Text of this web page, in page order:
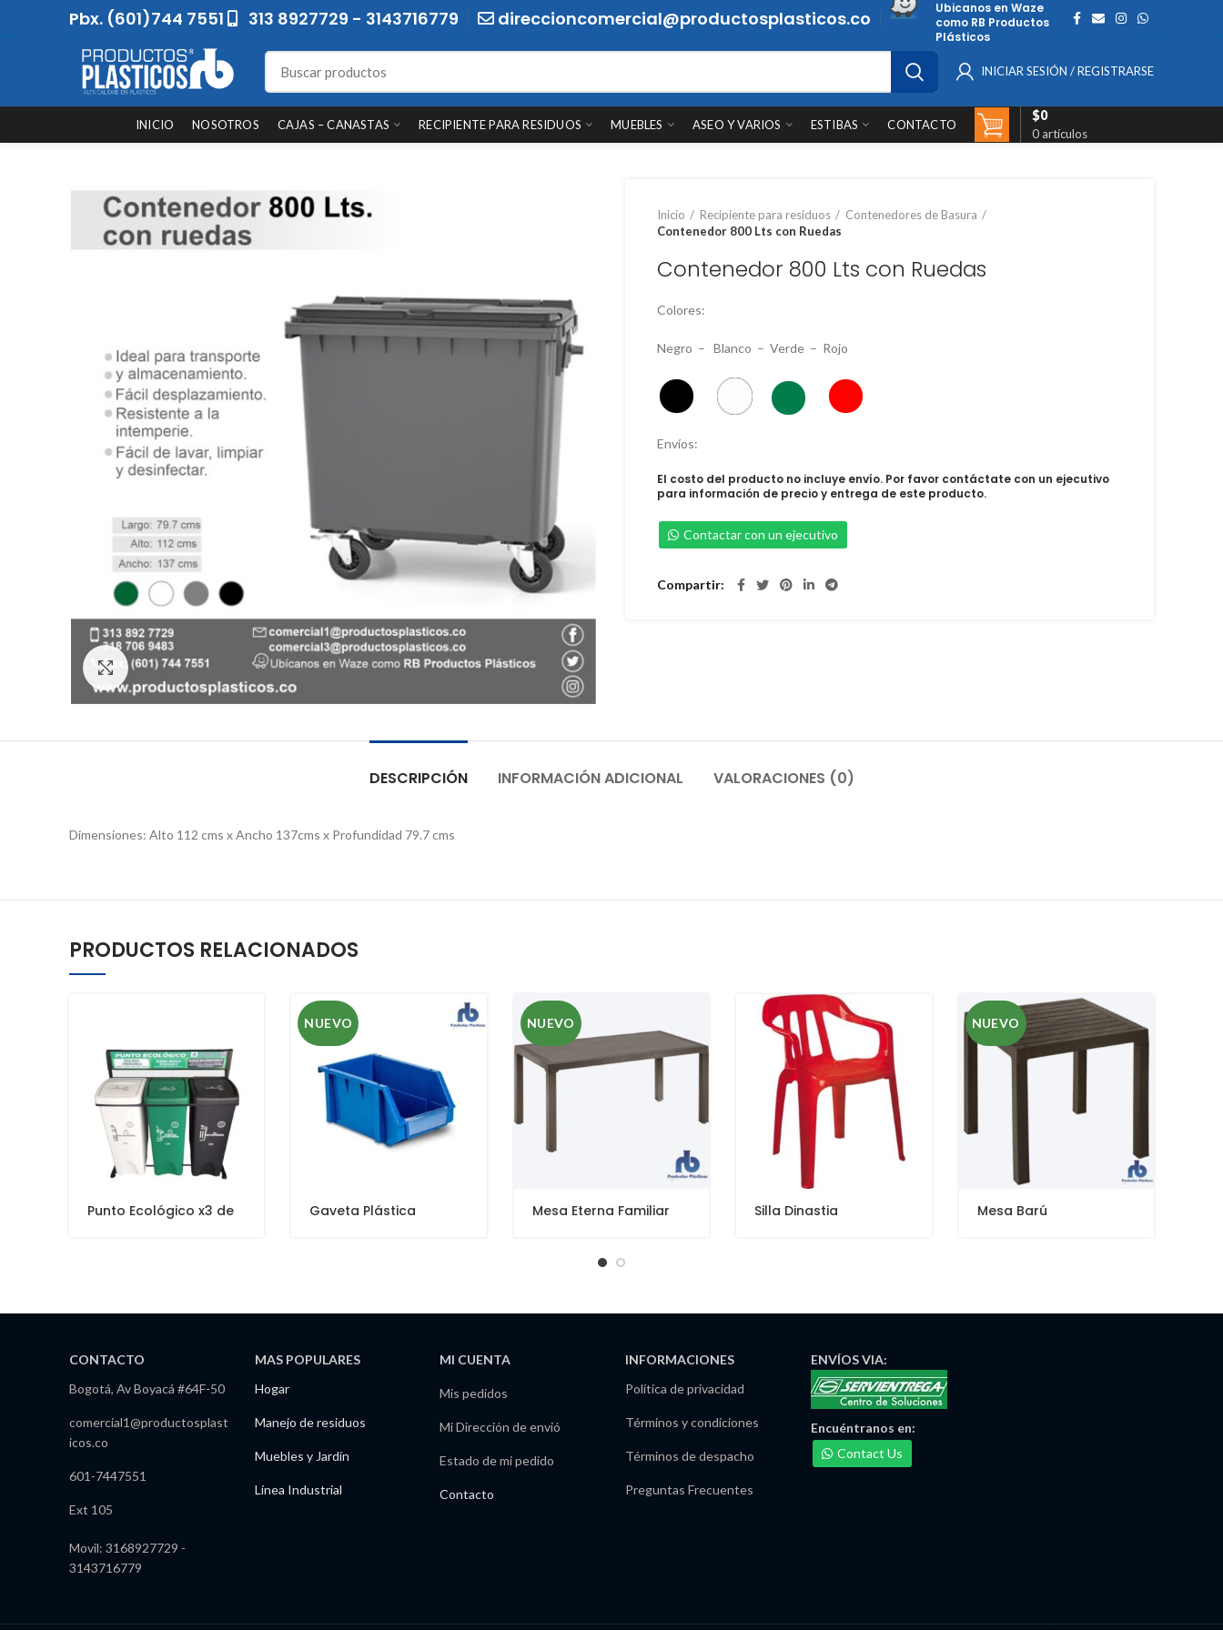
Pbx. (601)744 7551 313 8927729 - 3143716779 direccioncomercial@productosplasticos.co
Ubicanos en Waze
como RB Productos
Plásticos
INICIAR SESIÓN / REGISTRARSE
INICIO NOSOTROS CAJAS – CANASTAS RECIPIENTE PARA RESIDUOS MUEBLES ASEO Y VARIOS ESTIBAS CONTACTO
0 artículos
$0
Clic para ampliar
Inicio Recipiente para residuos
Contenedores de Basura
Contenedor 800 Lts con Ruedas
Contenedor 800 Lts con Ruedas
Colores:
Negro – Blanco – Verde – Rojo
Envíos:
El costo del producto no incluye envío. Por favor contáctate con un ejecutivo
para información de precio y entrega de este producto.
Contactar con un ejecutivo
Compartir
DESCRIPCIÓN INFORMACIÓN ADICIONAL VALORACIONES (0)
Dimensiones: Alto 112 cms x Ancho 137cms x Profundidad 79.7 cms
PRODUCTOS RELACIONADOS
Punto Ecológico x3 de
NUEVO
Gaveta Plástica
NUEVO
Mesa Eterna Familiar Silla Dinastia
NUEVO
Mesa Barú
CONTACTO
Bogotá, Av Boyacá #64F-50
comercial1@productosplast
icos.co
601-7447551
Ext 105
Movil: 3168927729 -
3143716779
MAS POPULARES
Hogar
Manejo de residuos
Muebles y Jardín
Línea Industrial
MI CUENTA
Mis pedidos
Mi Dirección de envió
Estado de mi pedido
Contacto
INFORMACIONES
Política de privacidad
Términos y condiciones
Términos de despacho
Preguntas Frecuentes
ENVÍOSVIA:
Encuéntranos en:
Contact Us